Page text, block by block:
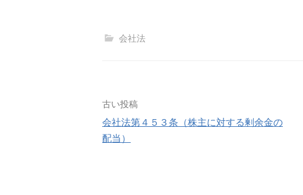
会社法
投
稿
古い投稿
会社法第４５３条（株主に対する剰余金の
配当）